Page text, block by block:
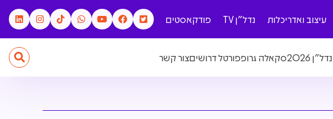
עיצוב ואדריכלות נדל"ן TV פודקאסטים
2026 סקאלה גרופפורטל דרושיםצור קשר